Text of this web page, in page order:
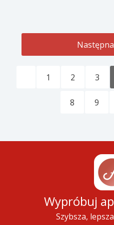
1 2 3
8 9
Wypróbuj
Szybsza,